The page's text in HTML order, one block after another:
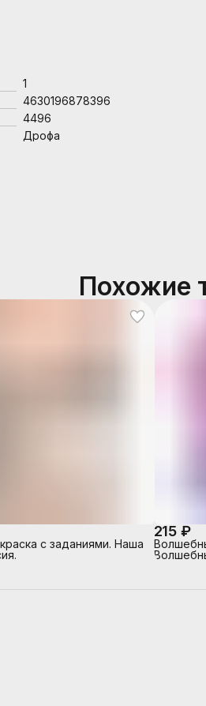
1
4630196878396
4496
Дрофа
Похожие
с заданиями. Наша
215 ₽